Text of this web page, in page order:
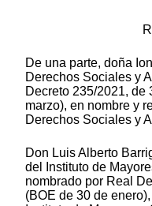
De una parte, doña
Derechos Sociales y
Decreto 235/2021, de
marzo), en nombre y
Derechos Sociales y
Don Luis Alberto
del Instituto de
nombrado por Real
(BOE de 30 de